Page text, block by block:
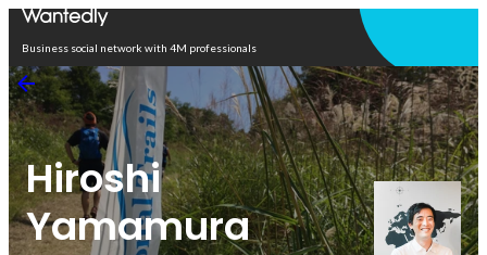
Business social network with 4M professionals
Hiroshi
Yamamura